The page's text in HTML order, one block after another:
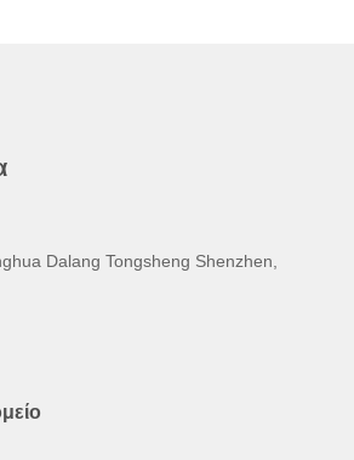
Dalang Tongsheng Shenzhen,